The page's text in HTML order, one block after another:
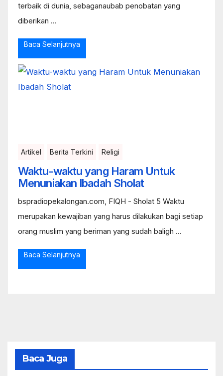
terbaik di dunia, sebaganaubab penobatan yang
diberikan ...
Baca Selanjutnya
Artikel Berita Terkini Religi
Waktu-waktu yang Haram Untuk
Menuniakan Ibadah Sholat
bspradiopekalongan.com, FIQH - Sholat 5 Waktu
merupakan kewajiban yang harus dilakukan bagi setiap
orang muslim yang beriman yang sudah baligh ...
Baca Selanjutnya
Baca Juga